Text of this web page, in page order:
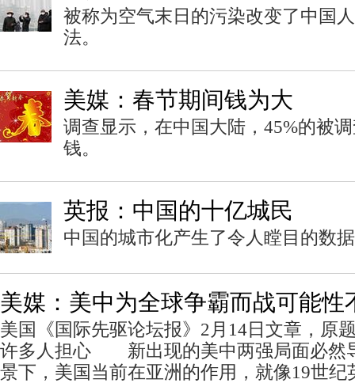
被称为空气末日的污染改变了中国
法。
美媒：春节期间钱为大
调查显示，在中国大陆，45%的被
钱。
英报：中国的十亿城民
中国的城市化产生了令人瞠目的数
美媒：美中为全球争霸而战可能性
美国《国际先驱论坛报》2月14日文章，原
许多人担心 新出现的美中两强局面必然
景下，美国当前在亚洲的作用，就像19世纪